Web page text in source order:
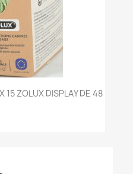
15 ZOLUX DISPLAY DE 48